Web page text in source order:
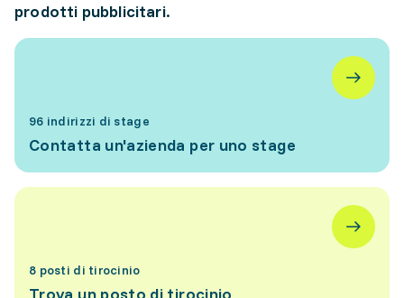
prodotti pubblicitari.
96 indirizzi di stage
Contatta un'azienda per uno stage
8 posti di tirocinio